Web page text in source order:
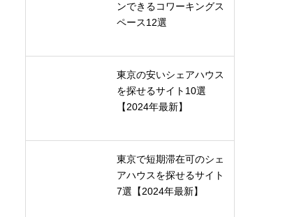
ンできるコワーキングス
ペース12選
東京の安いシェアハウス
を探せるサイト10選
【2024年最新】
東京で短期滞在可のシェ
アハウスを探せるサイト
7選【2024年最新】